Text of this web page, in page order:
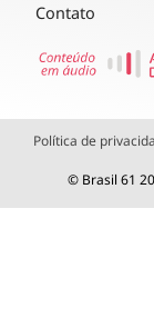
Contato
Política de
© Brasil 61